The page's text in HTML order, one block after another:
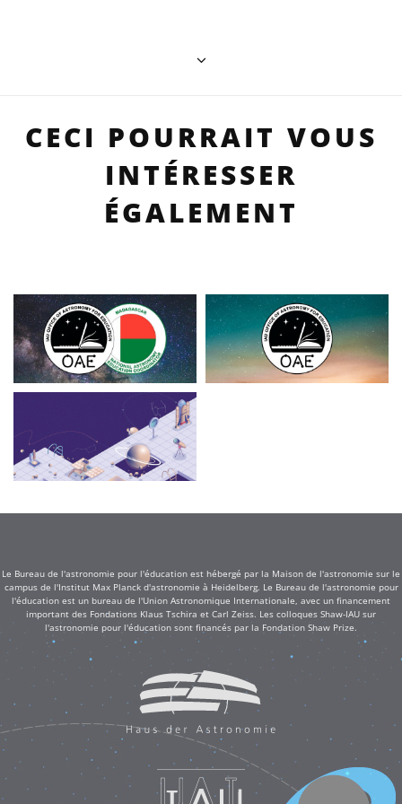
CECI POURRAIT VOUS
INTÉRESSER
ÉGALEMENT
Le Bureau de l'astronomie pour l'éducation est hébergé par la Maison de l'astronomie sur le
campus de l'Institut Max Planck d'astronomie à Heidelberg. Le Bureau de l'astronomie pour
l'éducation est un bureau de l'Union Astronomique Internationale, avec un financement
important des Fondations Klaus Tschira et Carl Zeiss. Les colloques Shaw-IAU sur
l'astronomie pour l'éducation sont financés par la Fondation Shaw Prize.